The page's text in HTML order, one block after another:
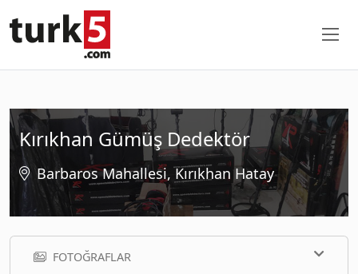
Kırıkhan Gümüş Dedektör
Barbaros Mahallesi, Kırıkhan Hatay
FOTOĞRAFLAR